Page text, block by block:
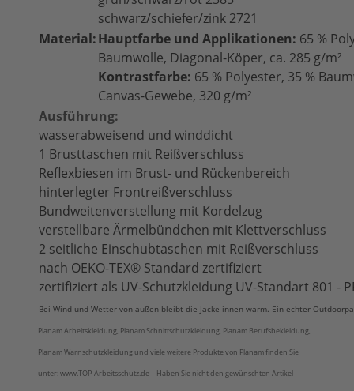
schwarz/schiefer/zink 2721
Material:Hauptfarbe und Applikationen: 65 %
Baumwolle, Diagonal-Köper, ca. 285 g/m²
Kontrastfarbe: 65 % Polyester, 35 %
Canvas-Gewebe, 320 g/m²
Ausführung:
wasserabweisend und winddicht
1 Brusttaschen mit Reißverschluss
Reflexbiesen im Brust- und Rückenbereich
hinterlegter Frontreißverschluss
Bundweitenverstellung mit Kordelzug
verstellbare Ärmelbündchen mit Klettverschluss
2 seitliche Einschubtaschen mit Reißverschluss
nach OEKO-TEX® Standard zertifiziert
zertifiziert als UV-Schutzkleidung UV-Standart 801 -
Bei Wind und Wetter von außen bleibt die Jacke innen warm. Ein echter
Planam Arbeitskleidung, Planam Schnittschutzkleidung, Planam Berufsbekleidung,
Planam Warnschutzkleidung und viele weitere Produkte von Planam finden Sie
unter: www.TOP-Arbeitsschutz.de | Haben Sie nicht den gewünschten Artikel